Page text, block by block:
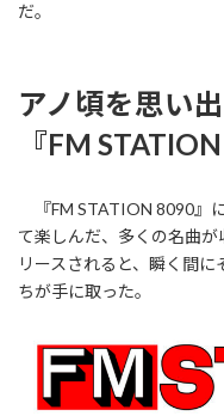
だ。
アノ頃を思い
『FM
『FM STATION 8090』
て楽しんだ、多くの名曲
リースされると、瞬く間に
ちが手に取った。